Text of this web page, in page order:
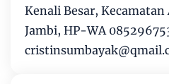
Kenali Besar,
Jambi, HP-WA